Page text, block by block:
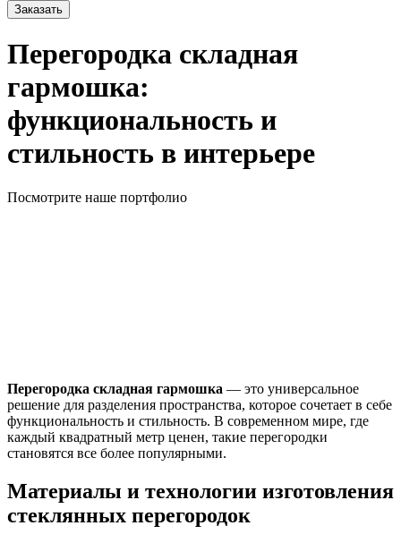
Заказать
Перегородка складная
гармошка:
функциональность и
стильность в интерьере
Посмотрите наше портфолио
Перегородка складная гармошка — это универсальное
решение для разделения пространства, которое сочетает в себе
функциональность и стильность. В современном мире, где
каждый квадратный метр ценен, такие перегородки
становятся все более популярными.
Материалы и технологии изготовления
стеклянных перегородок